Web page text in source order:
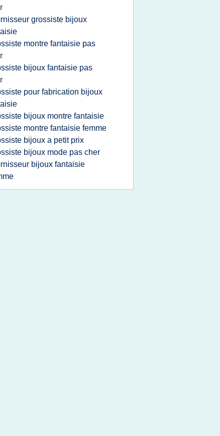
grossiste bijoux
montre fantaisie pas
bijoux fantaisie pas
pour fabrication bijoux
bijoux montre fantaisie
montre fantaisie femme
bijoux a petit prix
bijoux mode pas cher
bijoux fantaisie